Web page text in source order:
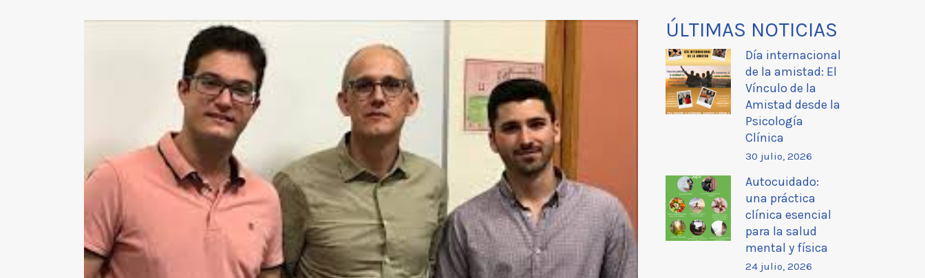
ÚLTIMAS NOTICIAS
Día internacional
de la amistad: El
Vínculo de la
Amistad desde la
Psicología
Clínica
30 julio, 2026
Autocuidado:
una práctica
clínica esencial
para la salud
mental y física
24 julio, 2026